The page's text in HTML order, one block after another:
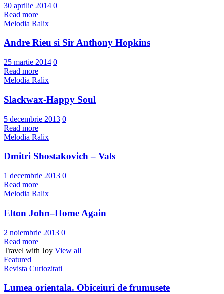
30 aprilie 2014 0
Read more
Melodia Ralix
Andre Rieu si Sir Anthony Hopkins
25 martie 2014 0
Read more
Melodia Ralix
Slackwax-Happy Soul
5 decembrie 2013 0
Read more
Melodia Ralix
Dmitri Shostakovich – Vals
1 decembrie 2013 0
Read more
Melodia Ralix
Elton John–Home Again
2 noiembrie 2013 0
Read more
Travel with Joy View all
Featured
Revista Curiozitati
Lumea orientala. Obiceiuri de frumusete